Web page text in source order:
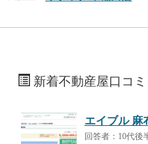
新着不動産屋口コ
エイブル 麻
回答者：10代後